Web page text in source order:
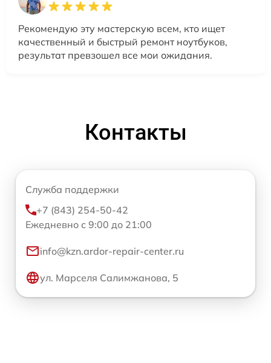
Рекомендую эту мастерскую всем, кто ищет
качественный и быстрый ремонт ноутбуков,
результат превзошел все мои ожидания.
Контакты
Служба поддержки
+7 (843) 254-50-42
Ежедневно с 9:00 до 21:00
info@kzn.ardor-repair-center.ru
ул. Марселя Салимжанова, 5